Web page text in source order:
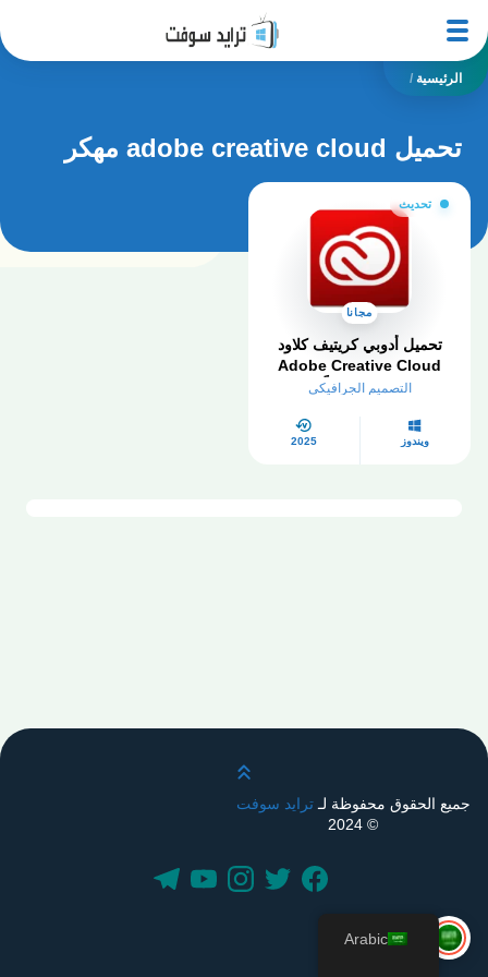
الرئيسية /
تحميل adobe creative cloud مهكر
تحديث
مجانا
تحميل أدوبي كريتيف كلاود
Adobe Creative Cloud
2026 مجاناً
التصميم الجرافيكي
ويندوز 2025
قم بالتمرير لأعلى
جميع الحقوق محفوظة لـترايد سوفت
© 2024
Arabic